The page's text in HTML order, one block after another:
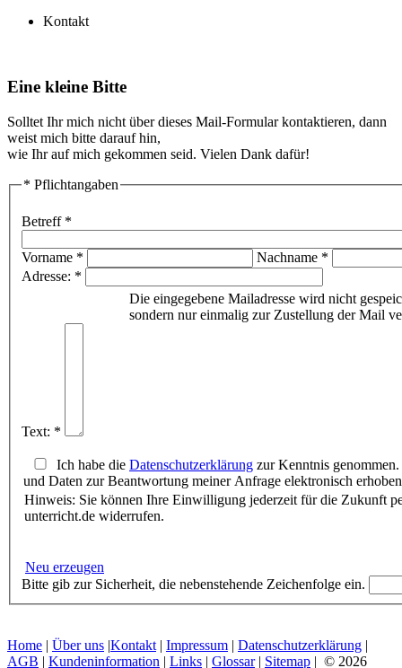
Kontakt
Eine kleine Bitte
Solltet Ihr mich nicht über dieses Mail-Formular kontaktieren, dann
weist mich bitte darauf hin,
wie Ihr auf mich gekommen seid. Vielen Dank dafür!
* Pflichtangaben
Betreff *
Vorname *
Nachname *
Adresse: *
Die eingegebene Mailadresse wird nicht
sondern nur einmalig zur Zustellung der Mail
Text: *
Ich habe die Datenschutzerklärung zur Kenntnis
und Daten zur Beantwortung meiner Anfrage elektronisch
Hinweis: Sie können Ihre Einwilligung jederzeit für die Zukunft
unterricht.de widerrufen.
Neu erzeugen
Bitte gib zur Sicherheit, die nebenstehende Zeichenfolge ein.
Home | Über uns |Kontakt | Impressum | Datenschutzerklärung |
AGB | Kundeninformation | Links | Glossar| Sitemap | © 2026